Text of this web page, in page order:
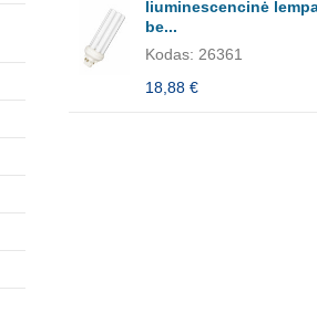
liuminescencinė
be...
Kodas: 26361
18,88 €